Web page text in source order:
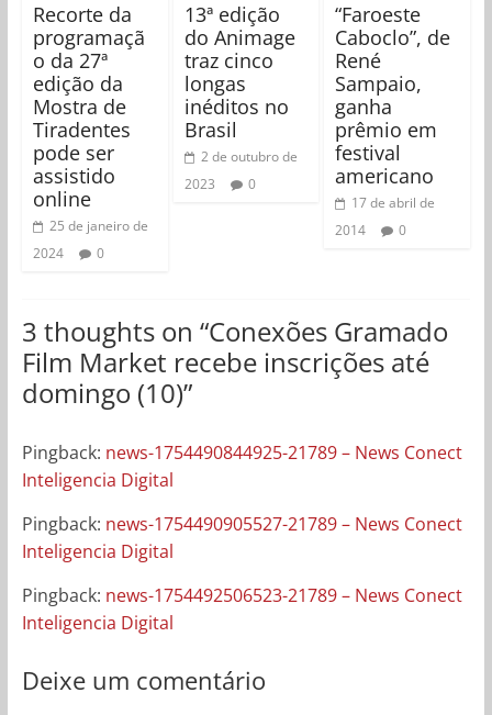
Recorte da
programaçã
o da 27ª
edição da
Mostra de
Tiradentes
pode ser
assistido
online
25 de janeiro de
2024
0
13ª edição
do Animage
traz cinco
longas
inéditos no
Brasil
2 de outubro de
2023
0
“Faroeste
Caboclo”, de
René
Sampaio,
ganha
prêmio em
festival
americano
17 de abril de
2014
0
3 thoughts on “Conexões Gramado
Film Market recebe inscrições até
domingo (10)”
Pingback: news-1754490844925-21789 – News Conect
Inteligencia Digital
Pingback: news-1754490905527-21789 – News Conect
Inteligencia Digital
Pingback: news-1754492506523-21789 – News Conect
Inteligencia Digital
Deixe um comentário